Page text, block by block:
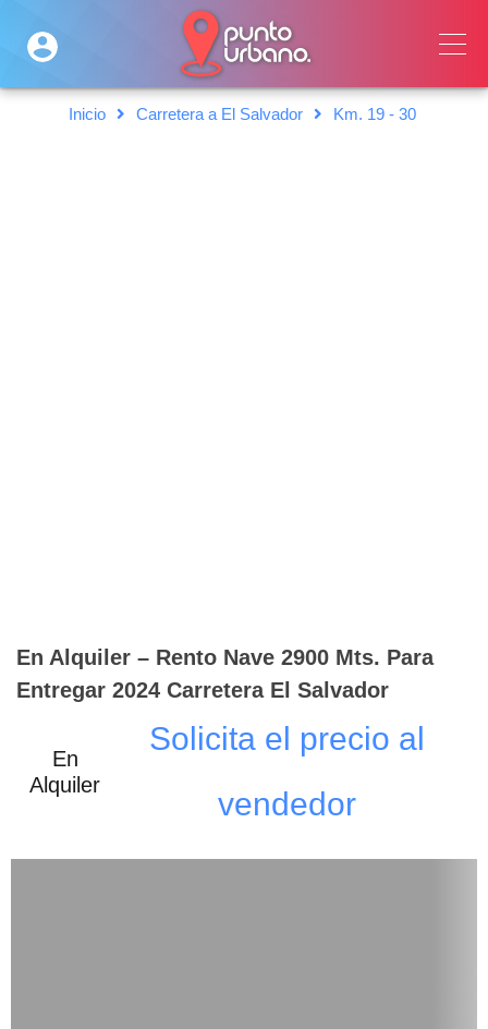
Inicio Carretera a El Salvador Km. 19 - 30
En Alquiler – Rento Nave 2900 Mts. Para
Entregar 2024 Carretera El Salvador
En
Alquiler
Solicita el precio al
vendedor